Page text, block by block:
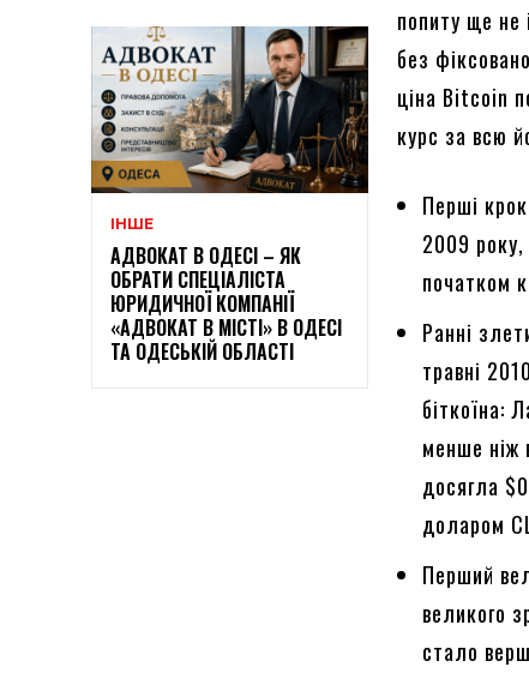
ІНШЕ
АДВОКАТ В ОДЕСІ – ЯК
ОБРАТИ СПЕЦІАЛІСТА
ЮРИДИЧНОЇ КОМПАНІЇ
«АДВОКАТ В МІСТІ» В ОДЕСІ
ТА ОДЕСЬКІЙ ОБЛАСТІ
попиту ще не
без
ціна Bitcoin
курс за всю
Перші
2009
початком
Ранні
травні
біткоїна:
менше ніж
досягла
доларом
Перший
великого
стало